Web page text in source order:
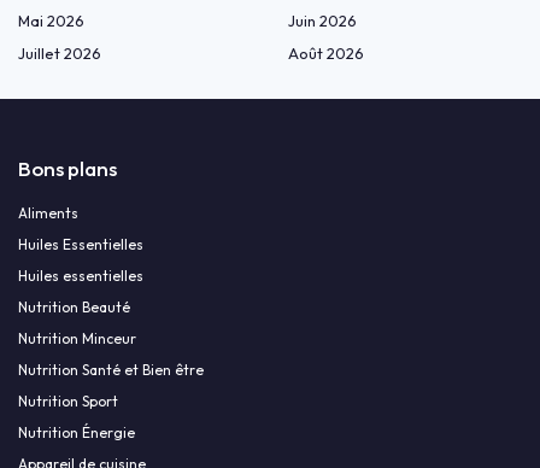
Mai 2026
Juin 2026
Juillet 2026
Août 2026
Bons plans
Aliments
Huiles Essentielles
Huiles essentielles
Nutrition Beauté
Nutrition Minceur
Nutrition Santé et Bien être
Nutrition Sport
Nutrition Énergie
Appareil de cuisine